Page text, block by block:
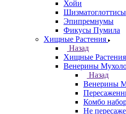
Хойи
Шизматоглоттисы
Эпипремнумы
Фикусы Пумила
Хищные Растения
Назад
Хищные Растения
Венерины
Назад
Венерины
Комбо
Не